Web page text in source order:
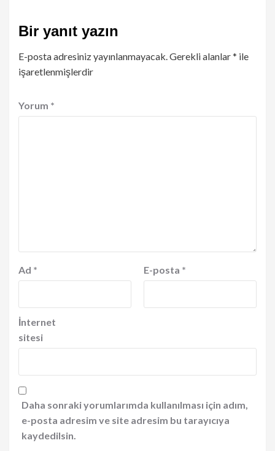
Bir yanıt yazın
E-posta adresiniz yayınlanmayacak.Gerekli alanlar* ile
işaretlenmişlerdir
Yorum *
Ad * E-posta *
İnternet
sitesi
Daha sonraki yorumlarımda kullanılması için adım,
e-posta adresim ve site adresim bu tarayıcıya
kaydedilsin.